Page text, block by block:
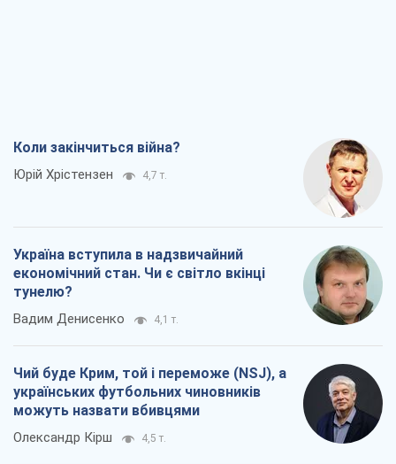
Коли закінчиться війна?
Юрій Хрістензен 4,7 т.
Україна вступила в надзвичайний
економічний стан. Чи є світло вкінці
тунелю?
Вадим Денисенко 4,1 т.
Чий буде Крим, той і переможе (NSJ), а
українських футбольних чиновників
можуть назвати вбивцями
Олександр Кірш 4,5 т.